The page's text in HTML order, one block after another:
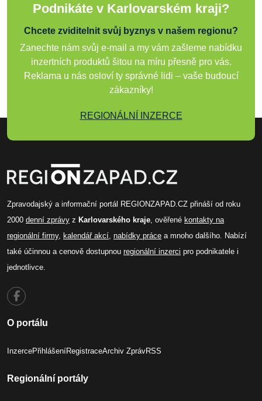
Podnikáte v Karlovarském kraji?
Chcete zviditelnit svůj byznys v našem regionu?
Zanechte nám svůj e-mail a my vám zašleme nabídku
inzertních produktů šitou na míru přesně pro vás.
Reklama u nás osloví ty správné lidi – vaše budoucí
zákazníky!
REGIONÁLNÍ INZERCE
Zpravodajský a informační portál REGIONZAPAD.CZ přináší od roku
2000 denní zprávy z Karlovarského kraje , ověřené kontakty na
regionální firmy, kalendář akcí nabídky práce a mnoho dalšího. Nabízí
také účinnou a cenově dostupnou regionální inzerci pro podnikatele i
jednotlivce.
O portálu
InzercePřihlášeníRegistraceArchiv ZprávRSS
Regionální portály